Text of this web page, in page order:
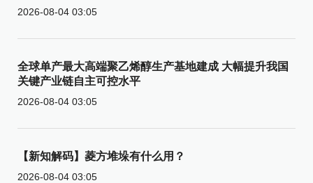
2026-08-04 03:05
全球单产最大高端聚乙烯醇生产基地建成 大幅提升我国
关键产业链自主可控水平
2026-08-04 03:05
【新知解码】菱方堆垛有什么用？
2026-08-04 03:05